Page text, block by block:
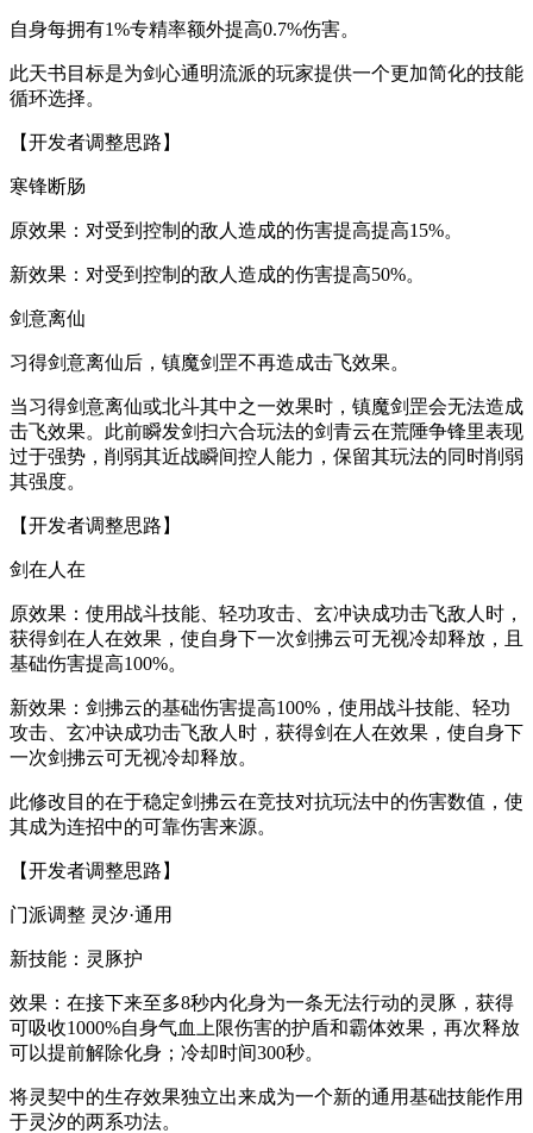
自身每拥有1%专精率额外提高0.7%伤害。
此天书目标是为剑心通明流派的玩家提供一个更加简化的技能
循环选择。
【开发者调整思路】
寒锋断肠
原效果：对受到控制的敌人造成的伤害提高提高15%。
新效果：对受到控制的敌人造成的伤害提高50%。
剑意离仙
习得剑意离仙后，镇魔剑罡不再造成击飞效果。
当习得剑意离仙或北斗其中之一效果时，镇魔剑罡会无法造成
击飞效果。此前瞬发剑扫六合玩法的剑青云在荒陲争锋里表现
过于强势，削弱其近战瞬间控人能力，保留其玩法的同时削弱
其强度。
【开发者调整思路】
剑在人在
原效果：使用战斗技能、轻功攻击、玄冲诀成功击飞敌人时，
获得剑在人在效果，使自身下一次剑拂云可无视冷却释放，且
基础伤害提高100%。
新效果：剑拂云的基础伤害提高100%，使用战斗技能、轻功
攻击、玄冲诀成功击飞敌人时，获得剑在人在效果，使自身下
一次剑拂云可无视冷却释放。
此修改目的在于稳定剑拂云在竞技对抗玩法中的伤害数值，使
其成为连招中的可靠伤害来源。
【开发者调整思路】
门派调整 灵汐·通用
新技能：灵豚护
效果：在接下来至多8秒内化身为一条无法行动的灵豚，获得
可吸收1000%自身气血上限伤害的护盾和霸体效果，再次释放
可以提前解除化身；冷却时间300秒。
将灵契中的生存效果独立出来成为一个新的通用基础技能作用
于灵汐的两系功法。